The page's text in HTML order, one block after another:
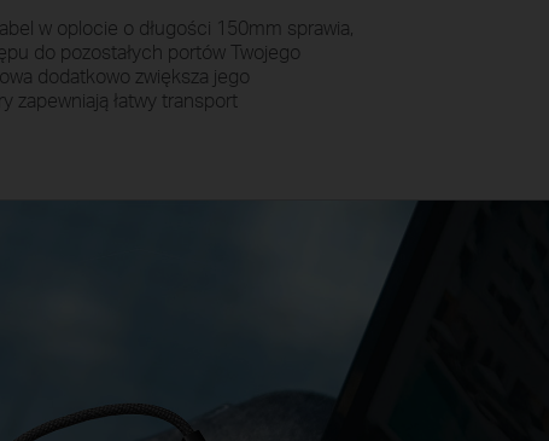
w oplocie o długości 150mm sprawia,
do pozostałych portów Twojego
dodatkowo zwiększa jego
zapewniają łatwy transport